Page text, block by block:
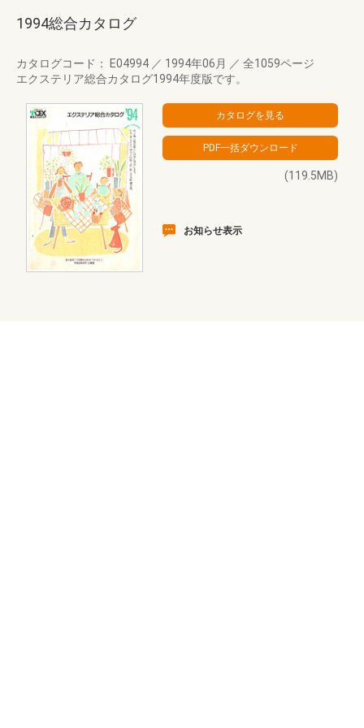
1994総合カタログ
カタログコード： E04994 ／ 1994年06月 ／ 全1059ページ
エクステリア総合カタログ1994年度版です。
(119.5MB)
お知らせ表示